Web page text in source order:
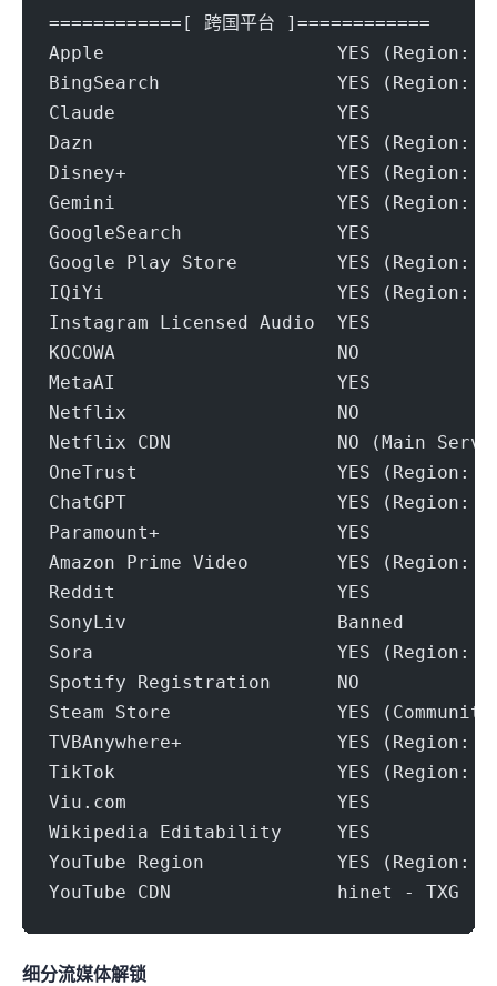
============[ 跨国平台 ]============
Apple                     YES (Region:
BingSearch                YES (Region:
Claude                    YES
Dazn                      YES (Region:
Disney+                   YES (Region:
Gemini                    YES (Region:
GoogleSearch              YES
Google Play Store         YES (Region:
IQiYi                     YES (Region:
Instagram Licensed Audio  YES
KOCOWA                    NO
MetaAI                    YES
Netflix                   NO
Netflix CDN               NO (Main
OneTrust                  YES (Region: TW
ChatGPT                   YES (Region:
Paramount+                YES
Amazon Prime Video        YES (Region:
Reddit                    YES
SonyLiv                   Banned
Sora                      YES (Region:
Spotify Registration      NO
Steam Store               YES (Community
TVBAnywhere+              YES (Region:
TikTok                    YES (Region:
Viu.com                   YES
Wikipedia Editability     YES
YouTube Region            YES (Region:
YouTube CDN               hinet - TXG
细分流媒体解锁